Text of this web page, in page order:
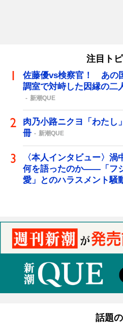
注目ト
佐藤優vs検察官！ あの
調室で対峙した因縁の二
新潮QUE
肉乃小路ニクヨ「わたし
冊
新潮QUE
〈本人インタビュー〉
何を語ったのか――「フ
愛」とのハラスメント騒
話題